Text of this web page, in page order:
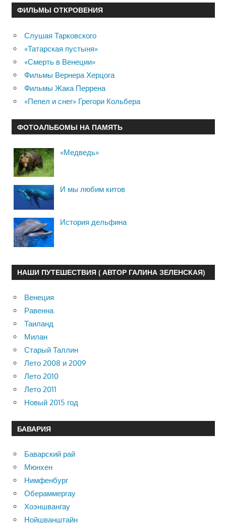
ФИЛЬМЫ ОТКРОВЕНИЯ
Слушая Тарковского
«Татарская пустыня»
«Смерть в Венеции»
Фильмы Вернера Херцога
Фильмы Жака Перрена
«Пепел и снег» Грегори Кольбера
ФОТОАЛЬБОМЫ НА ПАМЯТЬ
«Медведь»
И мы любим китов
История дельфина
НАШИ ПУТЕШЕСТВИЯ ( АВТОР ГАЛИНА ЗЕЛЕНСКАЯ)
Венеция
Равенна
Таиланд
Милан
Старый Таллин
Лето 2008 и 2009
Лето 2010
Лето 2011
Новый 2015 год
БАВАРИЯ
Баварский рай
Мюнхен
Нимфенбург
Обераммергау
Хоэншвангау
Нойшванштайн